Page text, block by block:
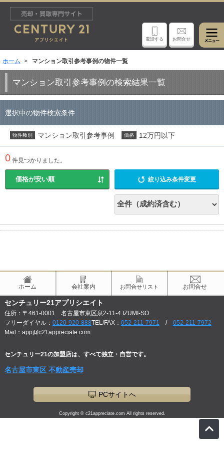
電話する お問合せ
ホーム マンション取引参考事例の物件一覧
マンション取引参考事例の検索結果一覧
選択中の物件検索条件
物件種別 マンション取引参考事例 価格 12万円以下
0 件見つかりました。
絞り込み条件変更
ホーム 会社案内 お問合せリスト お問合せ
センチュリー21アプリシエイト
住所：〒461-0001 名古屋市東区泉2-11-4 IZUMI-SO
フリーダイヤル： 0120-920-888TEL/FAX： 052-211-7971 / 052-211-7972
Mail：app@c21appreciate.com
センチュリー21の加盟店は、すべて独立・自営です。
名古屋市東区 不動産売却
PCサイトへ
Copyright © c21appreciate.com All rights reserved.